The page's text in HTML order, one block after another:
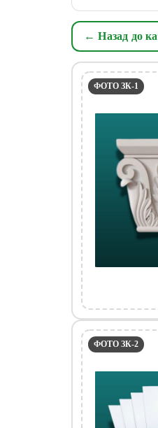
← Назад до
ФОТО ЗК-1
ФОТО ЗК-2